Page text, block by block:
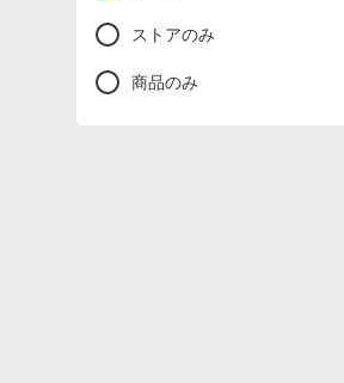
ストアのみ
商品のみ